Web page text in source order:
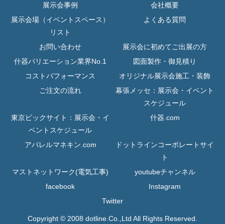
展示会事例
会社概要
展示会場（イベントスペース）
リスト
よくある質問
お問い合わせ
展示会に初めてご出展の方
什器バリエーション業界No.1
図面製作・御見積り
コストパフォーマンス
オリジナル展示会施工・装飾
ご注文の流れ
幕張メッセ：展示会・イベント
スケジュール
東京ビックサイト：展示会・イ
ベントスケジュール
什器.com
アパレルマネキン.com
ドットラインコーポレートサイ
ト
マストネットワーク(電気工事)
youtubeチャンネル
facebook
Instagram
Twitter
Copyright © 2008 dotline.Co.,Ltd All Rights Reserved.